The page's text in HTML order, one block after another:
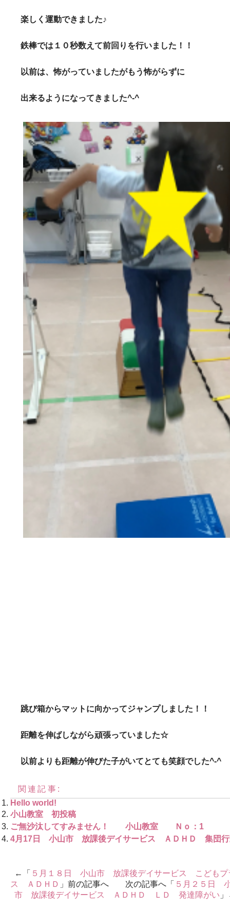
楽しく運動できました♪
鉄棒では１０秒数えて前回りを行いました！！
以前は、怖がっていましたがもう怖がらずに
出来るようになってきました^-^
跳び箱からマットに向かってジャンプしました！！
距離を伸ばしながら頑張っていました☆
以前よりも距離が伸びた子がいてとても笑顔でした^-^
関連記事:
Hello world!
小山教室 初投稿
ご無沙汰してすみません！ 小山教室 Ｎｏ：1
4月17日 小山市 放課後デイサービス ＡＤＨＤ 集団行
←「 ５月１８日 小山市 放課後デイサービス こどもプ
ス ＡＤＨＤ 」前の記事へ 次の記事へ「 ５月２５日
市 放課後デイサービス ＡＤＨＤ ＬＤ 発達障がい